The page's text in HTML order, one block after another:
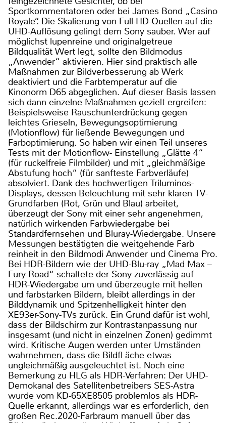
Sportkommentatoren oder bei James Bond „Casino
Royale“. Die Skalierung von Full-HD-Quellen auf die
UHD-Auflösung gelingt dem Sony sauber. Wer auf
möglichst lupenreine und originalgetreue
Bildqualität Wert legt, sollte den Bildmodus
„Anwender“ aktivieren. Hier sind praktisch alle
Maßnahmen zur Bildverbesserung ab Werk
deaktiviert und die Farbtemperatur auf die
Kinonorm D65 abgeglichen. Auf dieser Basis lassen
sich dann einzelne Maßnahmen gezielt ergreifen:
Beispielsweise Rauschunterdrückung gegen
leichtes Grieseln, Bewegungsoptimierung
(Motionflow) für ließende Bewegungen und
Farboptimierung. So haben wir einen Teil unseres
Tests mit der Motionflow- Einstellung „Glätte 4“
(für ruckelfreie Filmbilder) und mit „gleichmäßige
Abstufung hoch“ (für sanfteste Farbverläufe)
absolviert. Dank des hochwertigen Triluminos-
Displays, dessen Beleuchtung mit sehr klaren TV-
Grundfarben (Rot, Grün und Blau) arbeitet,
überzeugt der Sony mit einer sehr angenehmen,
natürlich wirkenden Farbwiedergabe bei
Standardfernsehen und Bluray-Wiedergabe. Unsere
Messungen bestätigten die weitgehende Farb
reinheit in den Bildmodi Anwender und Cinema Pro.
Bei HDR-Bildern wie der UHD-Blu-ray „Mad Max –
Fury Road“ schaltete der Sony zuverlässig auf
HDR-Wiedergabe um und überzeugte mit hellen
und farbstarken Bildern, bleibt allerdings in der
Bilddynamik und Spitzenhelligkeit hinter den
XE93er-Sony-TVs zurück. Ein Grund dafür ist wohl,
dass der Bildschirm zur Kontrastanpassung nur
insgesamt (und nicht in einzelnen Zonen) gedimmt
wird. Kritische Augen werden unter Umständen
wahrnehmen, dass die Bildfl äche etwas
ungleichmäßig ausgeleuchtet ist. Noch eine
Bemerkung zu HLG als HDR-Verfahren: Der UHD-
Demokanal des Satellitenbetreibers SES-Astra
wurde vom KD-65XE8505 problemlos als HDR-
Quelle erkannt, allerdings war es erforderlich, den
großen Rec.2020-Farbraum manuell über das